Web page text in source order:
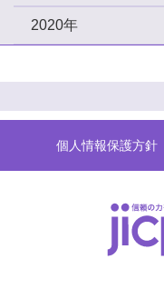
2020年
個人情報保護方針